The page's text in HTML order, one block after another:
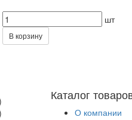
шт
В корзину
Каталог
О компании